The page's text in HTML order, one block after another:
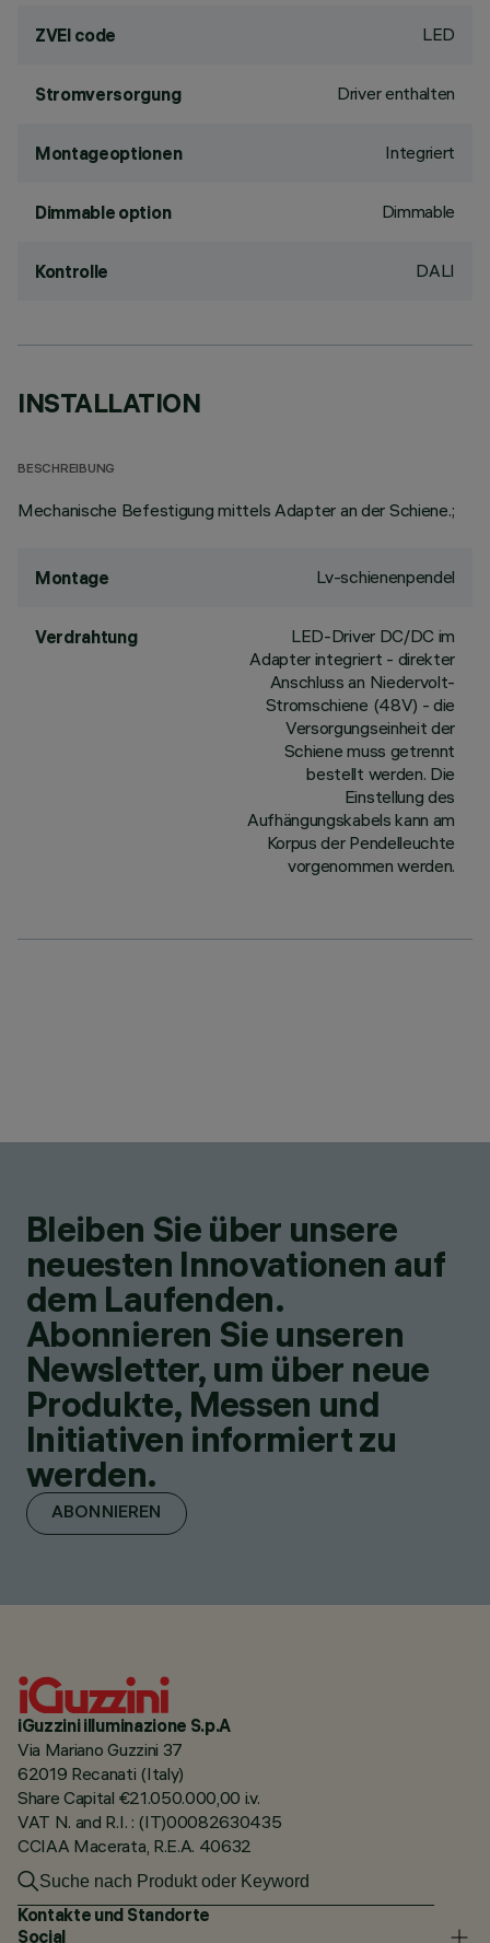
ZVEI code LED
Stromversorgung Driver enthalten
Montageoptionen Integriert
Dimmable option Dimmable
Kontrolle DALI
INSTALLATION
BESCHREIBUNG
Mechanische Befestigung mittels Adapter an der Schiene.;
Montage Lv-schienenpendel
Verdrahtung
LED-Driver DC/DC im
Adapter integriert - direkter
Anschluss an Niedervolt-
Stromschiene (48V) - die
Versorgungseinheit der
Schiene muss getrennt
bestellt werden. Die
Einstellung des
Aufhängungskabels kann am
Korpus der Pendelleuchte
vorgenommen werden.
Bleiben Sie über unsere
neuesten Innovationen auf
dem Laufenden.
Abonnieren Sie unseren
Newsletter, um über neue
Produkte, Messen und
Initiativen informiert zu
werden.
ABONNIEREN
iGuzzini illuminazione S.p.A
Via Mariano Guzzini 37
62019 Recanati (Italy)
Share Capital €21.050.000,00 i.v.
VAT N. and R.I. : (IT)00082630435
CCIAA Macerata, R.E.A. 40632
Kontakte und Standorte
Social